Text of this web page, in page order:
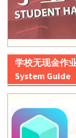
学校无现金作
System Guide